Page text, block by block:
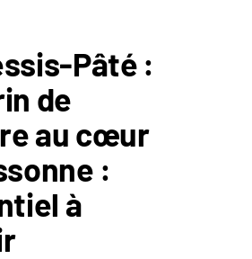
Pâté :
de
au cœur
:
à